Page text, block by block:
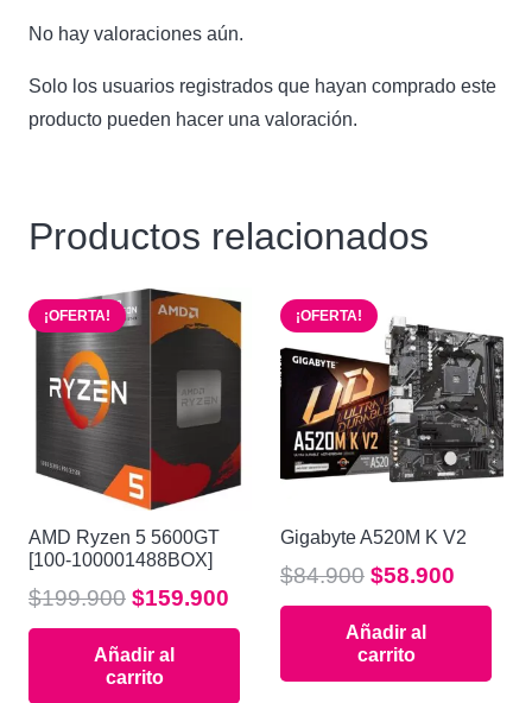
No hay valoraciones aún.
Solo los usuarios registrados que hayan comprado este
producto pueden hacer una valoración.
Productos relacionados
¡OFERTA!
AMD Ryzen 5 5600GT
[100-100001488BOX]
$199.900 El
precio
original
era:
$159.900
precio
Añadir al
carrito
¡OFERTA!
Gigabyte A520M K V2
$84.900 El
precio
original
era:
$58.900
precio
Añadir al
carrito